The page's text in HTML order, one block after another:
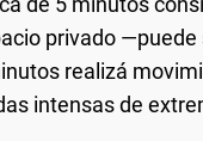
privado
realizá
intensas de